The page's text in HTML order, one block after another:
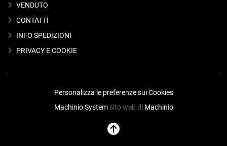
VENDUTO
CONTATTI
INFO SPEDIZIONI
PRIVACY E COOKIE
Personalizza le preferenze sui Cookies
Machinio Systemsito web di Machinio